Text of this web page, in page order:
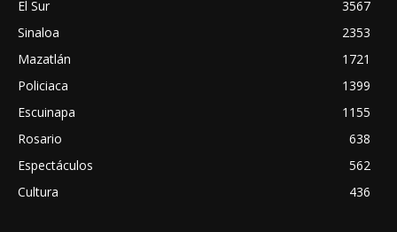
El Sur
3567
Sinaloa
2353
Mazatlán
1721
Policiaca
1399
Escuinapa
1155
Rosario
638
Espectáculos
562
Cultura
436